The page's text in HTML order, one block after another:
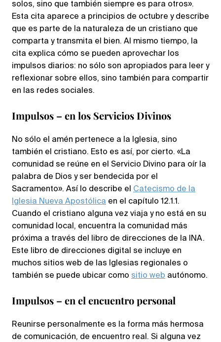
solos, sino que también siempre es para otros».
Esta cita aparece a principios de octubre y describe
que es parte de la naturaleza de un cristiano que
comparta y transmita el bien. Al mismo tiempo, la
cita explica cómo se pueden aprovechar los
impulsos diarios: no sólo son apropiados para leer y
reflexionar sobre ellos, sino también para compartir
en las redes sociales.
Impulsos – en los Servicios Divinos
No sólo el amén pertenece a la Iglesia, sino
también el cristiano. Esto es así, por cierto. «La
comunidad se reúne en el Servicio Divino para oír la
palabra de Dios y ser bendecida por el
Sacramento». Así lo describe el Catecismo de la
Iglesia Nueva Apostólica en el capítulo 12.1.1.
Cuando el cristiano alguna vez viaja y no está en su
comunidad local, encuentra la comunidad más
próxima a través del libro de direcciones de la INA.
Este libro de direcciones digital se incluye en
muchos sitios web de las Iglesias regionales o
también se puede ubicar como sitio web autónomo.
Impulsos – en el encuentro personal
Reunirse personalmente es la forma más hermosa
de comunicación, de encuentro real. Si alguna vez